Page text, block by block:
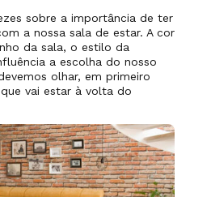
sobre a importância de ter
a nossa sala de estar. A cor
da sala, o estilo da
a escolha do nosso
olhar, em primeiro
vai estar à volta do